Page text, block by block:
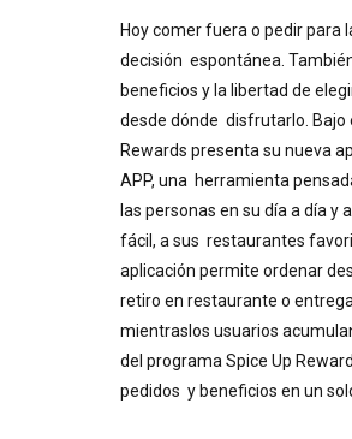
Hoy comer fuera o pedir para
decisión espontánea.
beneficios y la libertad de
desde dónde disfrutarlo. Bajo
Rewards presenta su nueva
APP, una herramienta
las personas en su día a día y
fácil, a sus restaurantes
aplicación permite ordenar
retiro en restaurante o
mientraslos usuarios
del programa Spice Up
pedidos y beneficios en un